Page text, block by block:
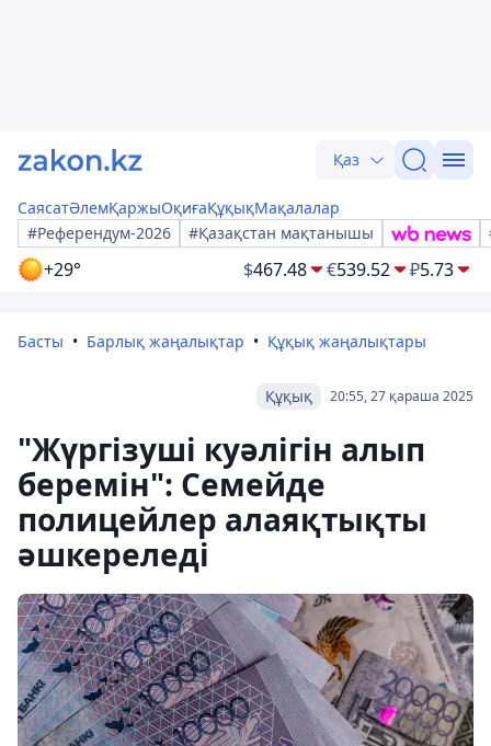
Қаз
СаясатӘлемҚаржыОқиғаҚұқықМақалалар
#Референдум-2026
#Қазақстан мақтанышы
+29° $467.48 €539.52 ₽5.73
Басты Барлық жаңалықтар Құқық жаңалықтары
20:55, 27 қараша 2025
Құқық
"Жүргізуші куәлігін алып
беремін": Семейде
полицейлер алаяқтықты
әшкереледі